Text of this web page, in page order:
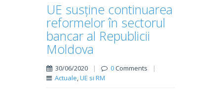
UE susține continuarea
reformelor în sectorul
bancar al Republicii
Moldova
30/06/2020 | 0Comments
|
Actuale,UE si RM